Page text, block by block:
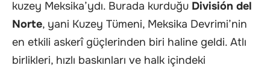
kuzey Meksika’ydı. Burada kurduğu División del
Norte, yani Kuzey Tümeni, Meksika Devrimi’nin
en etkili askerî güçlerinden biri haline geldi. Atlı
birlikleri, hızlı baskınları ve halk içindeki